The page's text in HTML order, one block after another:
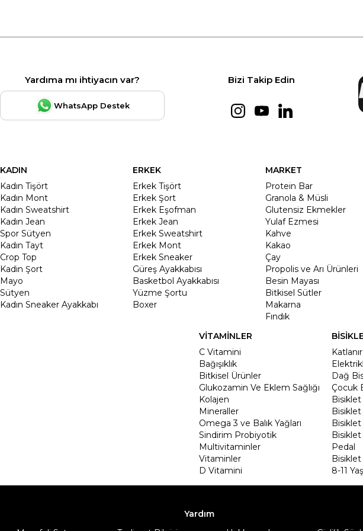
Yardıma mı ihtiyacın var?
WhatsApp Destek
Bizi Takip Edin
KADIN
Kadın Tişört
Kadın Mont
Kadın Sweatshirt
Kadın Jean
Spor Sütyen
Kadın Tayt
Crop Top
Kadin Şort
Mayo
Sütyen
Kadın Sneaker Ayakkabı
ERKEK
Erkek Tişört
Erkek Şort
Erkek Eşofman
Erkek Jean
Erkek Sweatshirt
Erkek Mont
Erkek Sneaker
Güreş Ayakkabısı
Basketbol Ayakkabısı
Yüzme Şortu
Boxer
MARKET
Protein Bar
Granola & Müsli
Glutensiz Ekmekler
Yulaf Ezmesi
Kahve
Kakao
Çay
Propolis ve Arı Ürünleri
Besin Mayası
Bitkisel Sütler
Makarna
Fındık
VİTAMİNLER
C Vitamini
Bağışıklık
Bitkisel Ürünler
Glukozamin Ve Eklem Sağlığı
Kolajen
Mineraller
Omega 3 ve Balık Yağları
Sindirim Probiyotik
Multivitaminler
Vitaminler
D Vitamini
Dağ
Çocuk
Bisiklet
Bisiklet
Pedal
8-11
Yardım